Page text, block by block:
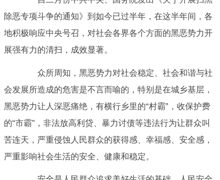
除恶专项斗争的通知》到如今已过半年，在这半年间，各
地积极响应中央号召，对社会各界各个方面的黑恶势力开
展强有力的清扫，成效显著。
众所周知，黑恶势力对社会稳定、社会和谐与社
会发展所造成的危害是不言而喻的，特别是在城乡基层，
黑恶势力让人深恶痛绝，有横行乡里的“村霸”，收保护费
的“市霸”，非法放高利贷、暴力讨债等违法行为让群众叫
苦连天，严重侵蚀人民群众的获得感、幸福感、安全感，
严重影响社会生活的安全、健康和稳定。